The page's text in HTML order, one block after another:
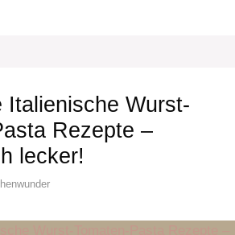
Italienische Wurst-
Rezepte –
lecker!